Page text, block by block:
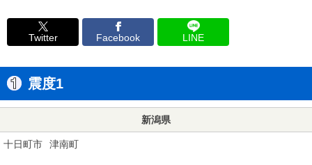
Twitter Facebook LINE
震度1
新潟県
十日町市 津南町